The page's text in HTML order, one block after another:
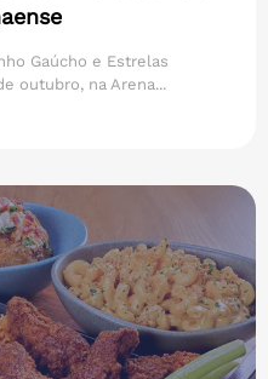
Gaúcho e Estrelas
outubro, na Arena...